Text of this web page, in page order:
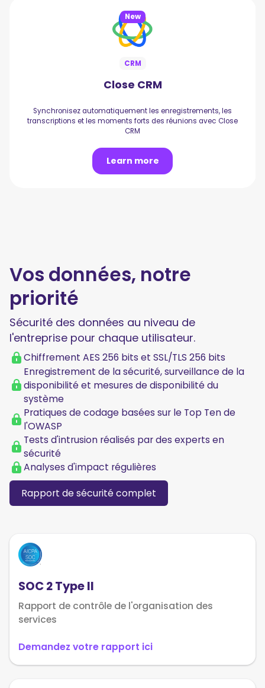
New
CRM
Close CRM
Synchronisez automatiquement les enregistrements, les
transcriptions et les moments forts des réunions avec Close
CRM
Learn more
Vos données, notre
priorité
Sécurité des données au niveau de
l'entreprise pour chaque utilisateur.
Chiffrement AES 256 bits et SSL/TLS 256 bits
Enregistrement de la sécurité, surveillance de la
disponibilité et mesures de disponibilité du
système
Pratiques de codage basées sur le Top Ten de
l'OWASP
Tests d'intrusion réalisés par des experts en
sécurité
Analyses d'impact régulières
Rapport de sécurité complet
SOC 2 Type II
Rapport de contrôle de l'organisation des
services
Demandez votre rapport ici